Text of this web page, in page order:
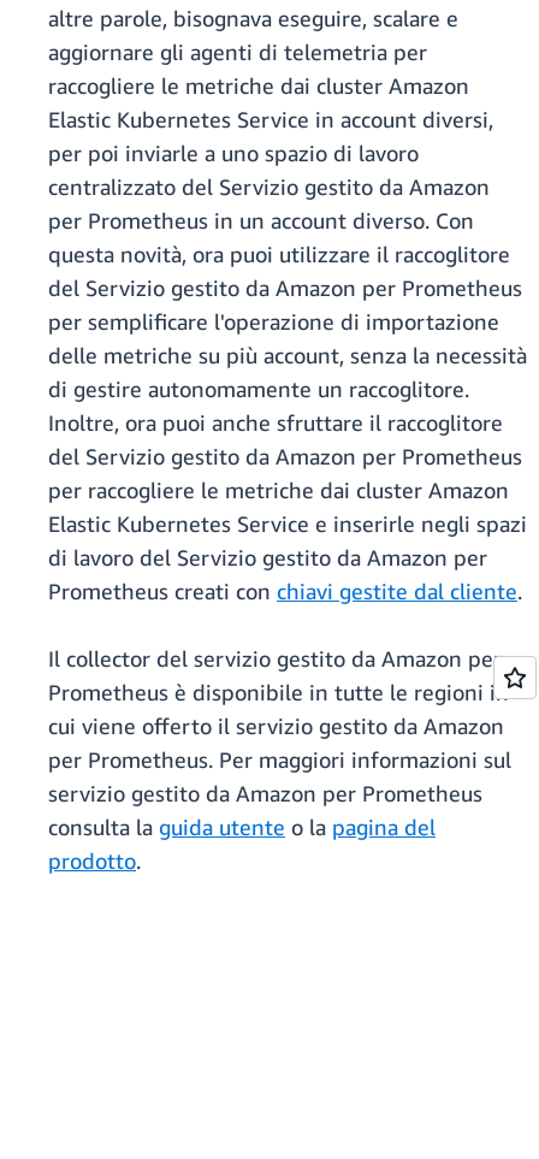
altre parole, bisognava eseguire, scalare e
aggiornare gli agenti di telemetria per
raccogliere le metriche dai cluster Amazon
Elastic Kubernetes Service in account diversi,
per poi inviarle a uno spazio di lavoro
centralizzato del Servizio gestito da Amazon
per Prometheus in un account diverso. Con
questa novità, ora puoi utilizzare il raccoglitore
del Servizio gestito da Amazon per Prometheus
per semplificare l'operazione di importazione
delle metriche su più account, senza la necessità
di gestire autonomamente un raccoglitore.
Inoltre, ora puoi anche sfruttare il raccoglitore
del Servizio gestito da Amazon per Prometheus
per raccogliere le metriche dai cluster Amazon
Elastic Kubernetes Service e inserirle negli spazi
di lavoro del Servizio gestito da Amazon per
Prometheus creati con chiavi gestite dal cliente.
Il collector del servizio gestito da Amazon per
Prometheus è disponibile in tutte le regioni in
cui viene offerto il servizio gestito da Amazon
per Prometheus. Per maggiori informazioni sul
servizio gestito da Amazon per Prometheus
consulta la guida utente o la pagina del
prodotto.